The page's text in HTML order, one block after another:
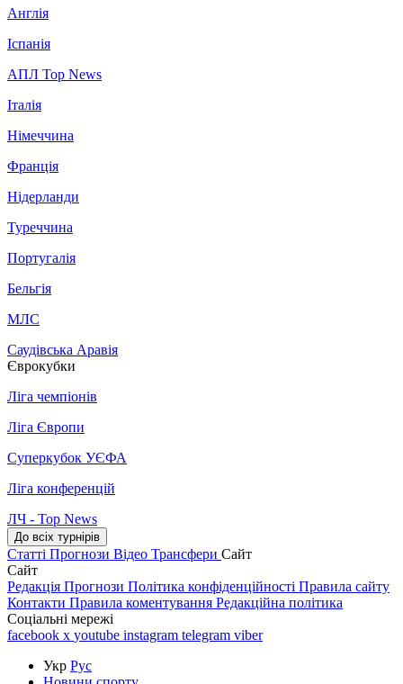
Англія
Іспанія
АПЛ Top News
Італія
Німеччина
Франція
Нідерланди
Туреччина
Португалія
Бельгія
МЛС
Саудівська Аравія
Єврокубки
Ліга чемпіонів
Ліга Європи
Суперкубок УЄФА
Ліга конференцій
ЛЧ - Top News
До всіх турнірів
Статті Прогнози Відео Трансфери Сайт
Сайт
Редакція Прогнози Політика конфіденційності Правила сайту
Контакти Правила коментування Редакційна політика
Соціальні мережі
facebook x youtube instagram telegram viber
Укр Рус